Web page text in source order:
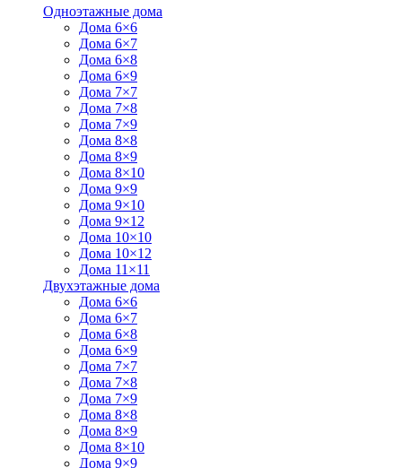
Одноэтажные дома
Дома 6×6
Дома 6×7
Дома 6×8
Дома 6×9
Дома 7×7
Дома 7×8
Дома 7×9
Дома 8×8
Дома 8×9
Дома 8×10
Дома 9×9
Дома 9×10
Дома 9×12
Дома 10×10
Дома 10×12
Дома 11×11
Двухэтажные дома
Дома 6×6
Дома 6×7
Дома 6×8
Дома 6×9
Дома 7×7
Дома 7×8
Дома 7×9
Дома 8×8
Дома 8×9
Дома 8×10
Дома 9×9